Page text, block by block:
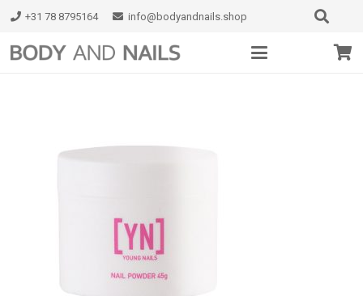
+31 78 8795164 info@bodyandnails.shop